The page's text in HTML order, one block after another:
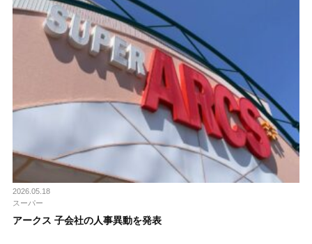
2026.05.18
スーパー
アークス 子会社の人事異動を発表